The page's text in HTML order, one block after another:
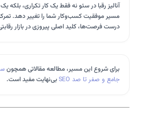
آنالیز رقبا در سئو نه فقط یک کار تکراری، بلکه
مسیر موفقیت کسب‌وکار شما را تغییر دهد.
درست فرصت‌ها، کلید اصلی پیروزی در بازار
برای شروع این مسیر، مطالعه مقالاتی همچون
جامع و صفر تا صد SEO
بی‌نهایت مفید است.